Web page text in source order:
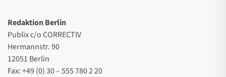
Redaktion Berlin
Publix c/o CORRECTIV
Hermannstr. 90
12051 Berlin
Fax: +49 (0) 30 – 555 780 2 20